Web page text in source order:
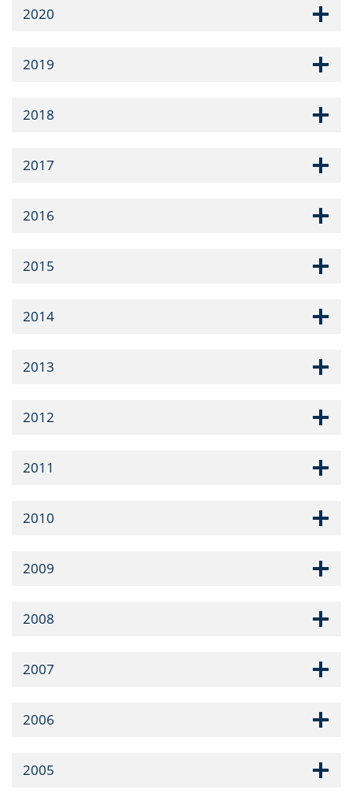
2020
2019
2018
2017
2016
2015
2014
2013
2012
2011
2010
2009
2008
2007
2006
2005